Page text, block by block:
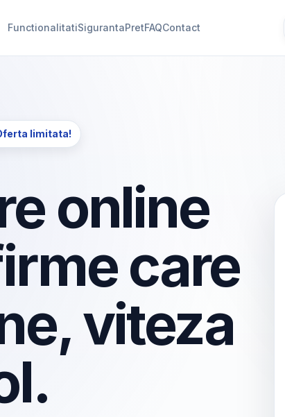
FunctionalitatiSigurantaPretFAQContact
limitata!
online
care
viteza